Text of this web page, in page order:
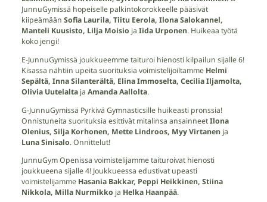
JunnuGymissä hopeiselle palkintokorokkeelle pääsivät
kiipeämään Sofia Laurila, Tiitu Eerola, Ilona Salokannel,
Manteli Kuusisto, Lilja Moisio ja Iida Urponen. Huikeaa työtä
koko jengi!
E-JunnuGymissä joukkueemme taituroi hienosti kilpailun sijalle 6!
Kisassa nähtiin upeita suorituksia voimistelijoiltamme Helmi
Sepältä, Inna Silanterältä, Elina Immoselta, Cecilia Iljamolta,
Olivia Uutelalta ja Amanda Aallolta.
G-JunnuGymissä Pyrkivä Gymnasticsille huikeasti pronssia!
Onnistuneita suorituksia esittivät mitalinsa ansainneetIlona
Olenius, Silja Korhonen, Mette Lindroos, Myy Virtanenja
Luna Sinisalo. Onnittelut!
JunnuGym Openissa voimistelijamme taituroivat hienosti
joukkueena sijalle 4! Joukkueessa edustivat upeasti
voimistelijamme Hasania Bakkar, Peppi Heikkinen, Stiina
Nikkola, Milla Nurmikko ja Helka Haanpää.